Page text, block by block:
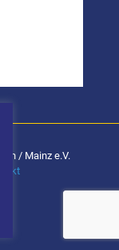
/ Mainz e.V.